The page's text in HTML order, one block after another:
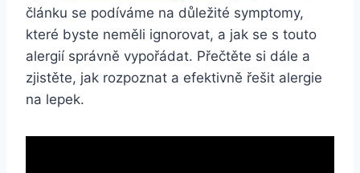
článku se podíváme na důležité symptomy,
které byste neměli ignorovat, a jak se s touto
alergií správně vypořádat. Přečtěte si dále a
zjistěte, jak rozpoznat a efektivně řešit alergie
na lepek.